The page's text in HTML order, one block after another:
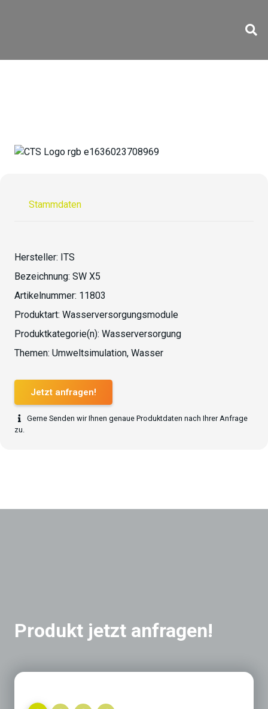
Stammdaten
Hersteller: ITS
Bezeichnung: SW X5
Artikelnummer: 11803
Produktart: Wasserversorgungsmodule
Produktkategorie(n): Wasserversorgung
Themen: Umweltsimulation, Wasser
Jetzt anfragen!
Gerne Senden wir Ihnen genaue Produktdaten nach Ihrer Anfrage
zu.
Produkt jetzt anfragen!